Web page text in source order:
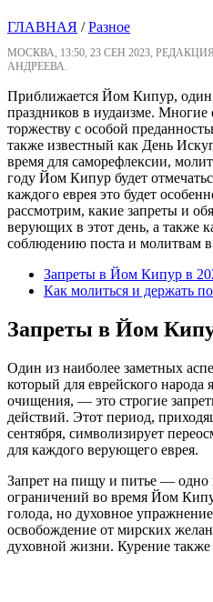
ГЛАВНАЯ /Разное
МОСКВА, 13:50, 23 СЕН 2023,
АНДРЕЕВА.
Приближается Йом Кипур,
праздников в иудаизме. Многие
торжеству с особой
также известный как День
время для саморефлексии,
году Йом Кипур будет
каждого еврея это будет
рассмотрим, какие запреты и
верующих в этот день, а также
соблюдению поста и молитвам
Запреты в Йом Кипур в
Как молиться и держать
Запреты в Йом
Один из наиболее заметных
который для еврейского народа
очищения, ― это строгие
действий. Этот период,
сентября, символизирует
для каждого верующего еврея.
Запрет на пищу и питье ― одно
ограничений во время Йом
голода, но духовное
освобождение от мирских
духовной жизни. Курение также